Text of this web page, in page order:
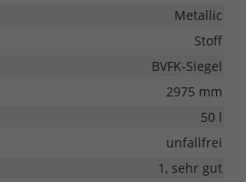
Metallic
Stoff
BVFK-Siegel
2975 mm
50 l
unfallfrei
1, sehr gut